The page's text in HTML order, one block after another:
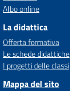
Albo online
La didattica
Offerta formativa
Le schede didattiche
I progetti delle classi
Mappa del sito